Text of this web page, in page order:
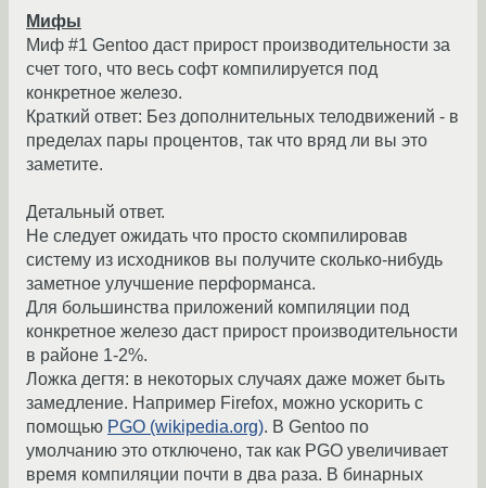
Мифы
Миф #1 Gentoo даст прирост производительности за
счет того, что весь софт компилируется под
конкретное железо.
Краткий ответ: Без дополнительных телодвижений - в
пределах пары процентов, так что вряд ли вы это
заметите.
Детальный ответ.
Не следует ожидать что просто скомпилировав
систему из исходников вы получите сколько-нибудь
заметное улучшение перформанса.
Для большинства приложений компиляции под
конкретное железо даст прирост производительности
в районе 1-2%.
Ложка дегтя: в некоторых случаях даже может быть
замедление. Например Firefox, можно ускорить с
помощью PGO (wikipedia.org). В Gentoo по
умолчанию это отключено, так как PGO увеличивает
время компиляции почти в два раза. В бинарных